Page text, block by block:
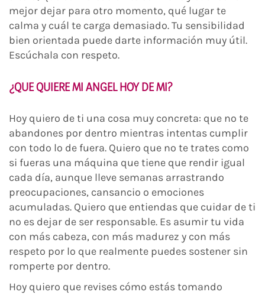
mejor dejar para otro momento, qué lugar te
calma y cuál te carga demasiado. Tu sensibilidad
bien orientada puede darte información muy útil.
Escúchala con respeto.
¿QUE QUIERE MI ANGEL HOY DE MI?
Hoy quiero de ti una cosa muy concreta: que no te
abandones por dentro mientras intentas cumplir
con todo lo de fuera. Quiero que no te trates como
si fueras una máquina que tiene que rendir igual
cada día, aunque lleve semanas arrastrando
preocupaciones, cansancio o emociones
acumuladas. Quiero que entiendas que cuidar de ti
no es dejar de ser responsable. Es asumir tu vida
con más cabeza, con más madurez y con más
respeto por lo que realmente puedes sostener sin
romperte por dentro.
Hoy quiero que revises cómo estás tomando